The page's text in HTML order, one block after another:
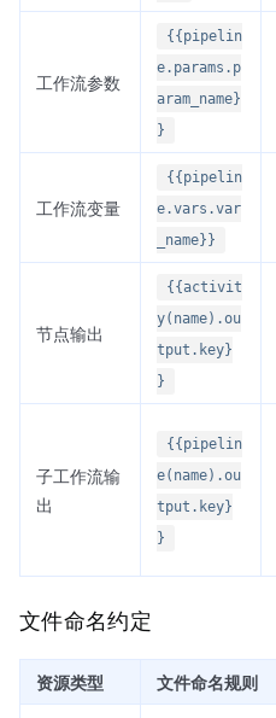
工作流参数
{{pipelin
e.params.p
aram_name}
}
工作流变量
{{pipelin
e.vars.var
_name}}
节点输出
{{activit
y(name).ou
tput.key}
}
子工作流输
出
{{pipelin
e(name).ou
tput.key}
}
文件命名约定
资源类型 文件命名规则